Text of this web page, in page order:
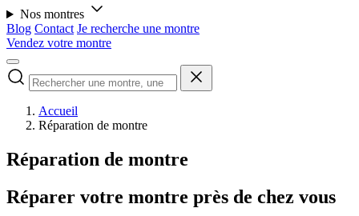
Nos montres
Blog Contact Je recherche une montre
Vendez votre montre
Accueil
Réparation de montre
Réparation de montre
Réparer votre montre près de chez vous